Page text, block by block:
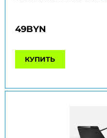
49BYN
КУПИТЬ